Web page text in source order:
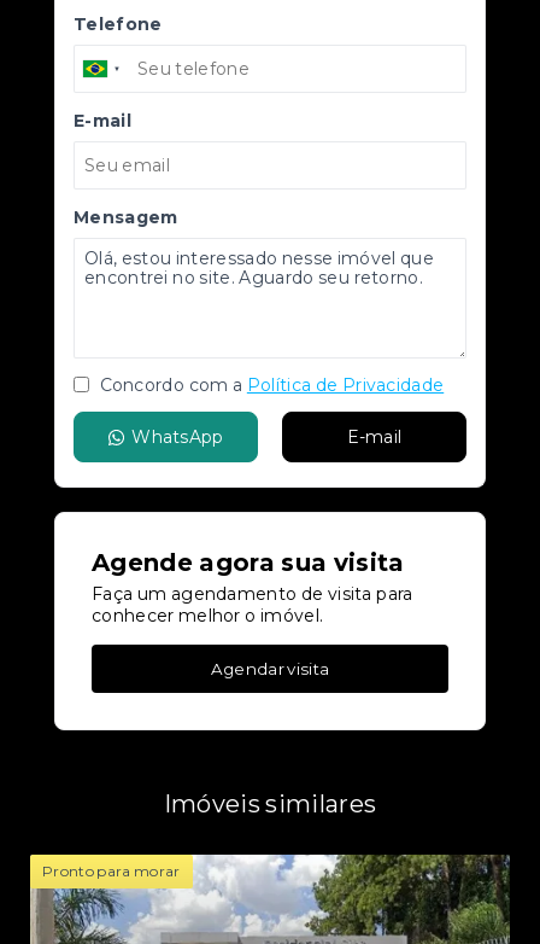
Telefone
E-mail
Mensagem
Concordo com a Política de Privacidade
WhatsApp E-mail
Agende agora sua visita
Faça um agendamento de visita para
conhecer melhor o imóvel.
Agendar visita
Imóveis similares
Pronto para morar